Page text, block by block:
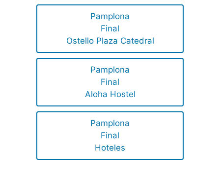
Pamplona
Final
Ostello Plaza Catedral
Pamplona
Final
Aloha Hostel
Pamplona
Final
Hoteles